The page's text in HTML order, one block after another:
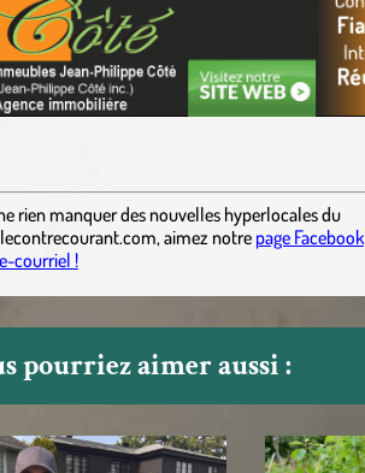
rien manquer des nouvelles hyperlocalesdu
,aimez notre page Facebook
courriel !
pourriez aimer aussi :